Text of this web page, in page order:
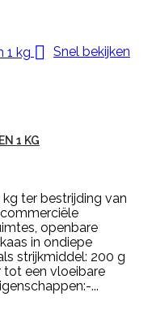
 Snel bekijken
1 KG
ter bestrijding van
openbare
in ondiepe
strijkmiddel: 200 g
tot een vloeibare
...